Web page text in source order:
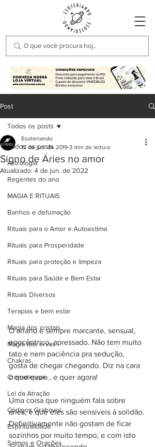
Post
Todos os posts
Astrologia
Regentes do ano
MAGIA E RITUAIS
Banhos e defumação
Rituais para o Amor e Autoestima
Rituais para Prosperidade
Rituais para proteção e limpeza
Rituais para Saúde e Bem Estar
Rituais Diversos
Terapias e bem estar
Magia dos cristais
Magia das ervas
Chakras
Cromoterapia
Lei da Atração
Códigos Grabovoi
Espiritualidade
Salmos e Orações
Todos os posts
Signo de Áries no amor
Esoteriando
12 de jun. de 2019 3 min de leitura
Atualizado: 4 de jun. de 2022
O ariano é sempre marcante, sensual,
egocêntrico, apressado. Não tem muito
tato e nem paciência pra sedução,
gosta de chegar chegando. Diz na cara
o que quer... e quer agora!
Uma coisa que ninguém fala sobre
áries, é que eles são sensíveis á solidão.
Definitivamente não gostam de ficar
sozinhos por muito tempo, e com isto